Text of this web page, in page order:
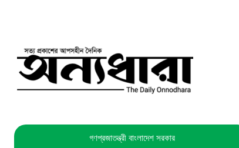
গণপ্রজাতন্ত্রী বাংলাদেশ সরকার